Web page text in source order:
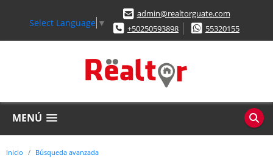
Select Language ▼
admin@realtorguate.com
+50250593898
55320155
MENÚ
Inicio Búsqueda avanzada